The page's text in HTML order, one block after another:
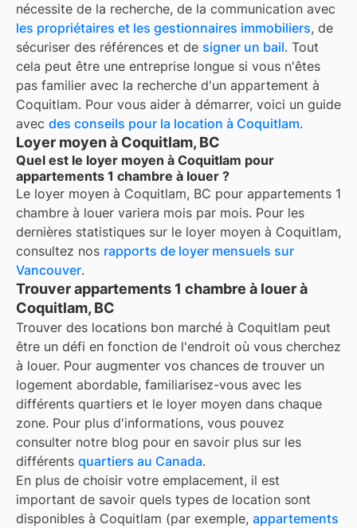
nécessite de la recherche, de la communication avec
les propriétaires et les gestionnaires immobiliers, de
sécuriser des références et de signer un bail. Tout
cela peut être une entreprise longue si vous n'êtes
pas familier avec la recherche d'un appartement à
Coquitlam. Pour vous aider à démarrer, voici un guide
avec des conseils pour la location à Coquitlam.
Loyer moyen à Coquitlam, BC
Quel est le loyer moyen à Coquitlam pour
appartements 1 chambre à louer ?
Le loyer moyen à Coquitlam, BC pour appartements 1
chambre à louer variera mois par mois. Pour les
dernières statistiques sur le loyer moyen à Coquitlam,
consultez nos rapports de loyer mensuels sur
Vancouver.
Trouver appartements 1 chambre à louer à
Coquitlam, BC
Trouver des locations bon marché à Coquitlam peut
être un défi en fonction de l'endroit où vous cherchez
à louer. Pour augmenter vos chances de trouver un
logement abordable, familiarisez-vous avec les
différents quartiers et le loyer moyen dans chaque
zone. Pour plus d'informations, vous pouvez
consulter notre blog pour en savoir plus sur les
différents quartiers au Canada.
En plus de choisir votre emplacement, il est
important de savoir quels types de location sont
disponibles à Coquitlam (par exemple, appartements